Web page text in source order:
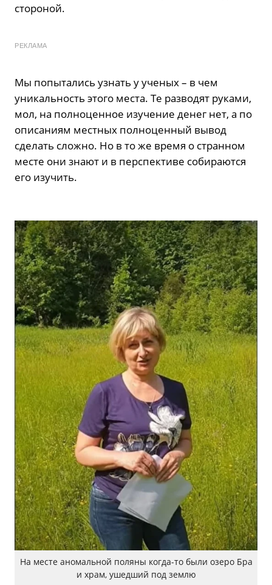
стороной.
РЕКЛАМА
Мы попытались узнать у ученых – в чем
уникальность этого места. Те разводят руками,
мол, на полноценное изучение денег нет, а по
описаниям местных полноценный вывод
сделать сложно. Но в то же время о странном
месте они знают и в перспективе собираются
его изучить.
На месте аномальной поляны когда-то были озеро Бра
и храм, ушедший под землю